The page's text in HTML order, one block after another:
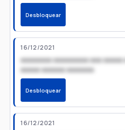
Desbloquear
16/12/2021
xxxxxxxx xxxxxxxxx xxx
xxxxx xxxxxx xxxxxxx
Desbloquear
16/12/2021